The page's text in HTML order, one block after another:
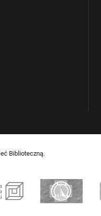
Biblioteczną.